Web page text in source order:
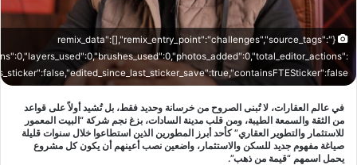
{"remix_data":[],"remix_entry_point":"challenges","source_tags":
في عالم العقارات، لا تُبنى الصروح من خرسانة وحديد فقط، بل تُشيد أولاً على قواعد
من الثقة والسمعة الطيبة، ومن قلب مدينة السادات، بزغ نجم شركة “البيت المعمور
للاستثمار والتطوير العقاري” كأحد أبرز المطورين الذين استطاعوا خلال سنوات قليلة
صياغة مفهوم جديد للسكن والاستثمار، واضعين نصب أعينهم أن يكون كل مشروع
يحمل اسمهم “قيمة من ذهب”.